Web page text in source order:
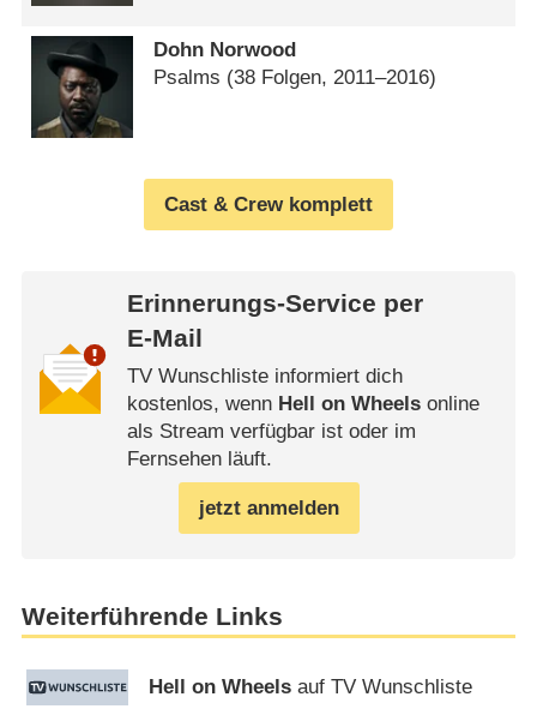
Dohn Norwood
Psalms (38 Folgen, 2011⁠–⁠2016)
Cast & Crew komplett
Erinnerungs-Service per
E-Mail
TV Wunschliste informiert dich
kostenlos, wenn Hell on Wheelsonline
als Stream verfügbar ist oder im
Fernsehen läuft.
jetzt anmelden
Weiterführende Links
Hell on Wheels auf TV Wunschliste